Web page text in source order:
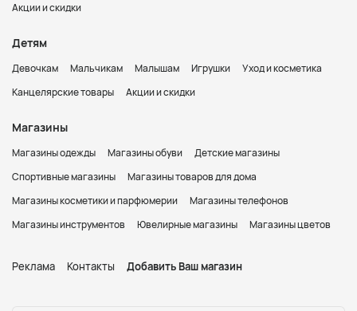
Акции и скидки
Детям
Девочкам Мальчикам Малышам Игрушки
Уход и косметика
Канцелярские товары
Акции и скидки
Магазины
Магазины одежды Магазины обуви
Детские магазины
Спортивные магазины
Магазины товаров для дома
Магазины косметики и парфюмерии
Магазины телефонов
Магазины инструментов
Ювелирные магазины Магазины цветов
Реклама Контакты Добавить Ваш магазин